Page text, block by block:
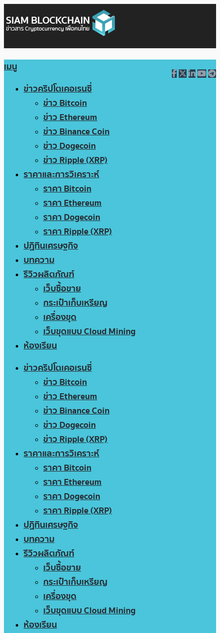
เมนู
ข่าวคริปโตเคอเรนซี่
ข่าว Bitcoin
ข่าว Ethereum
ข่าว Binance Coin
ข่าว Dogecoin
ข่าว Ripple (XRP)
ราคาและการวิเคราะห์
ราคา Bitcoin
ราคา Ethereum
ราคา Dogecoin
ราคา Ripple (XRP)
ปฏิทินเศรษฐกิจ
บทความ
รีวิวผลิตภัณฑ์
เว็บซื้อขาย
กระเป๋าเก็บเหรียญ
เครื่องขุด
เว็บขุดแบบ Cloud Mining
ห้องเรียน
ข่าวคริปโตเคอเรนซี่
ข่าว Bitcoin
ข่าว Ethereum
ข่าว Binance Coin
ข่าว Dogecoin
ข่าว Ripple (XRP)
ราคาและการวิเคราะห์
ราคา Bitcoin
ราคา Ethereum
ราคา Dogecoin
ราคา Ripple (XRP)
ปฏิทินเศรษฐกิจ
บทความ
รีวิวผลิตภัณฑ์
เว็บซื้อขาย
กระเป๋าเก็บเหรียญ
เครื่องขุด
เว็บขุดแบบ Cloud Mining
ห้องเรียน